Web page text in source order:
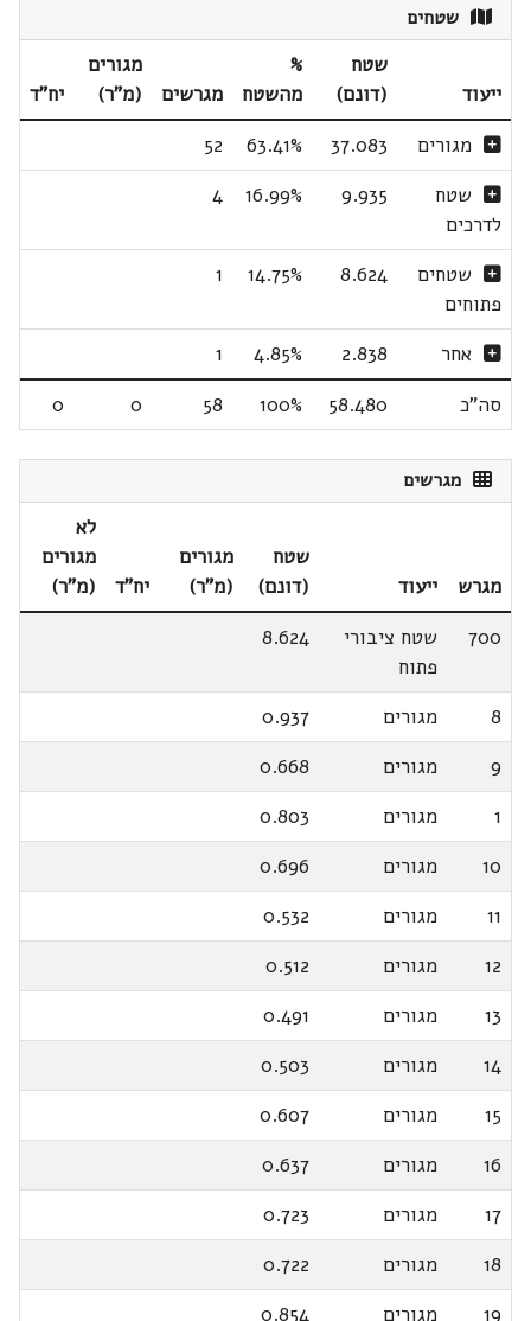
שטחים
ייעוד
שטח
(דונם)
%
מהשטח
מגרשים
מגורים
(מ"ר)
יח"ד
מגורים
37.083
63.41%
52
שטח
לדרכים
9.935
16.99%
4
שטחים
פתוחים
8.624
14.75%
1
אחר 2.838
4.85%
1
סה"כ
58.480
100%
58
0
0
מגרשים
מגרש ייעוד
שטח
(דונם)
מגורים
(מ"ר)
יח"ד
לא
מגורים
(מ"ר)
700
שטח ציבורי
פתוח
8.624
8 מגורים
0.937
9
מגורים
0.668
1
מגורים
0.803
10
מגורים
0.696
11
מגורים
0.532
12
מגורים
0.512
13
מגורים
0.491
14
מגורים
0.503
15
מגורים
0.607
16
מגורים
0.637
17
מגורים
0.723
18
מגורים
0.722
19
מגורים 0.854